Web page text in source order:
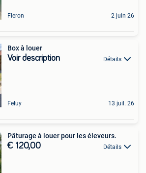
Fleron 2 juin 26
Box à louer
Voir description Détails
Feluy 13 juil. 26
Pâturage à louer pour les éleveurs.
€ 120,00 Détails